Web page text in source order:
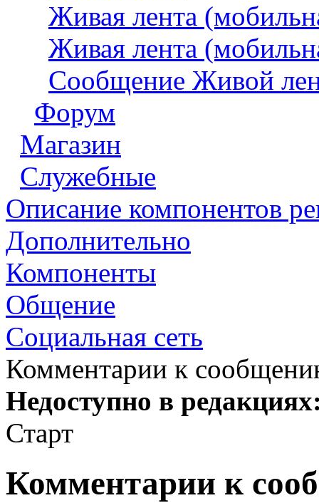
Живая лента
Живая лента
Сообщение Живой
Форум
Магазин
Служебные
Описание компонентов
Дополнительно
Компоненты
Общение
Социальная сеть
Комментарии к
Недоступно в
Старт
Комментарии к